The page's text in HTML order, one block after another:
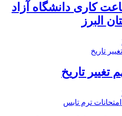
کاری دانشگاه آزاد
البرز
تغییر تاریخ